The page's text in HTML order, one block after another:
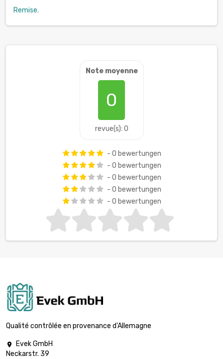
Remise.
Note moyenne
0
revue(s): 0
- 0 bewertungen
- 0 bewertungen
- 0 bewertungen
- 0 bewertungen
- 0 bewertungen
Qualité contrôlée en provenance d'Allemagne

Evek GmbH
Neckarstr. 39